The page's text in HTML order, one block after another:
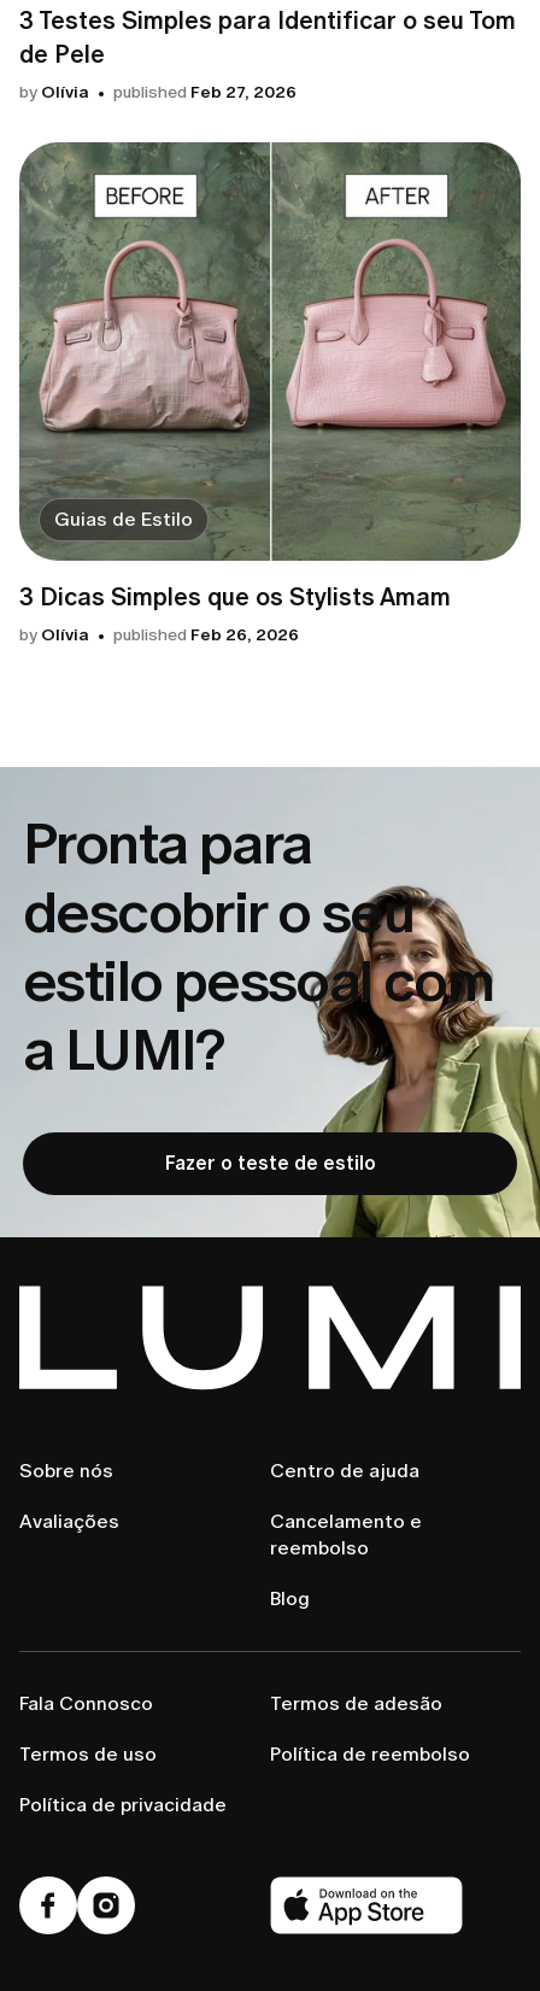
3 Testes Simples para Identificar o seu Tom
de Pele
by Olívia published Feb 27, 2026
Guias de Estilo
3 Dicas Simples que os Stylists Amam
by Olívia published Feb 26, 2026
Pronta para
descobrir o seu
estilo pessoal com
a LUMI?
Fazer o teste de estilo
Sobre nós
Avaliações
Centro de ajuda
Cancelamento e
reembolso
Blog
Fala Connosco
Termos de uso
Política de privacidade
Termos de adesão
Política de reembolso